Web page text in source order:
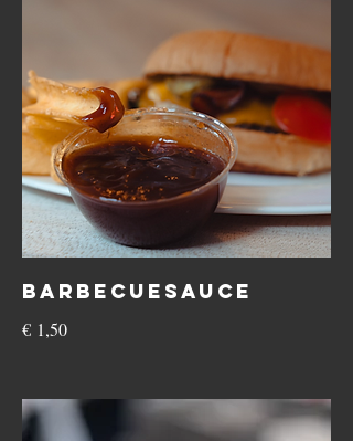
Barbecuesauce
€ 1,50